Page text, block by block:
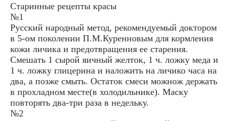
Старинные рецепты красы
№1
Русский народный метод, рекомендуемый доктором
в 5-ом поколении П.М.Куренновым для кормления
кожи личика и предотвращения ее старения.
Смешать 1 сырой яичный желток, 1 ч. ложку меда и
1 ч. ложку глицерина и наложить на личико часа на
два, а позже смыть. Остаток смеси можнож держать
в прохладном месте(в холодильнике). Маску
повторять два-три раза в недельку.
№2